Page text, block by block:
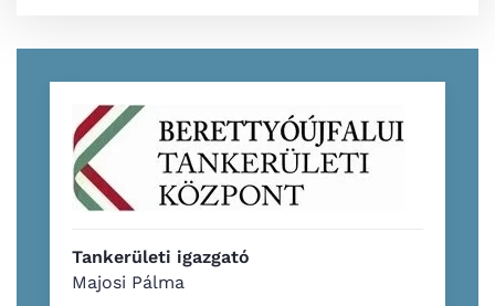
Tankerületi igazgató
Majosi Pálma